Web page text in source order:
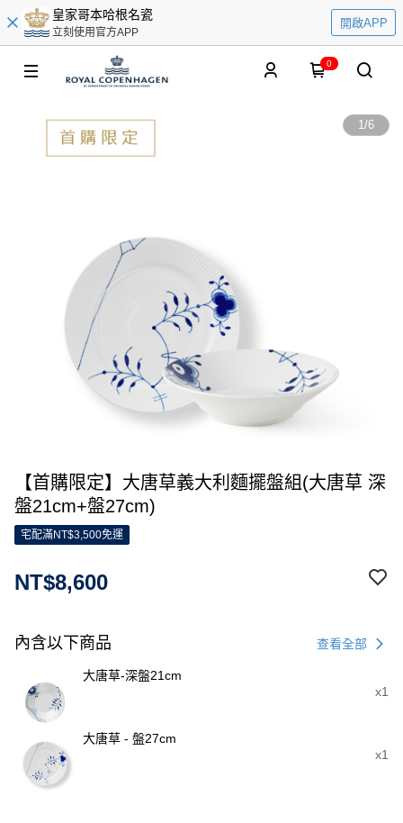
皇家哥本哈根名瓷
立刻使用官方APP
開啟APP
0
1/6
【首購限定】大唐草義大利麵擺盤組(大唐草 深
盤21cm+盤27cm)
宅配滿NT$3,500免運
NT$8,600
內含以下商品 查看全部
大唐草-深盤21cm
x1
大唐草 - 盤27cm
x1